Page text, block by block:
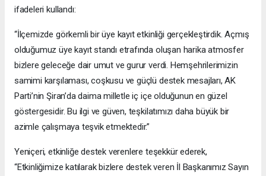
ifadeleri kullandı:
“İlçemizde görkemli bir üye kayıt etkinliği gerçekleştirdik. Açmış
olduğumuz üye kayıt standı etrafında oluşan harika atmosfer
bizlere geleceğe dair umut ve gurur verdi. Hemşehrilerimizin
samimi karşılaması, coşkusu ve güçlü destek mesajları, AK
Parti’nin Şiran’da daima milletle iç içe olduğunun en güzel
göstergesidir. Bu ilgi ve güven, teşkilatımızı daha büyük bir
azimle çalışmaya teşvik etmektedir.”
Yeniçeri, etkinliğe destek verenlere teşekkür ederek,
“Etkinliğimize katılarak bizlere destek veren İl Başkanımız Sayın